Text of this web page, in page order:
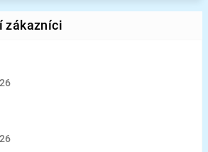
obchodu je 5 z 5 hvězdiček.
obchodu je 5 z 5 hvězdiček.